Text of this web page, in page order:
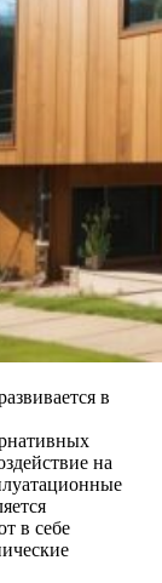
на
в себе